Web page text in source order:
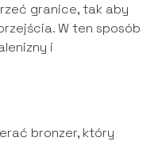
granice, tak aby
W ten sposób
i
bronzer, który